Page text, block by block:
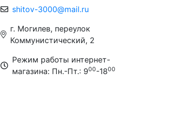
shitov-3000@mail.ru
г. Могилев, переулок
Коммунистический, 2
Режим работы интернет-
магазина: Пн.-Пт.: 900-1800